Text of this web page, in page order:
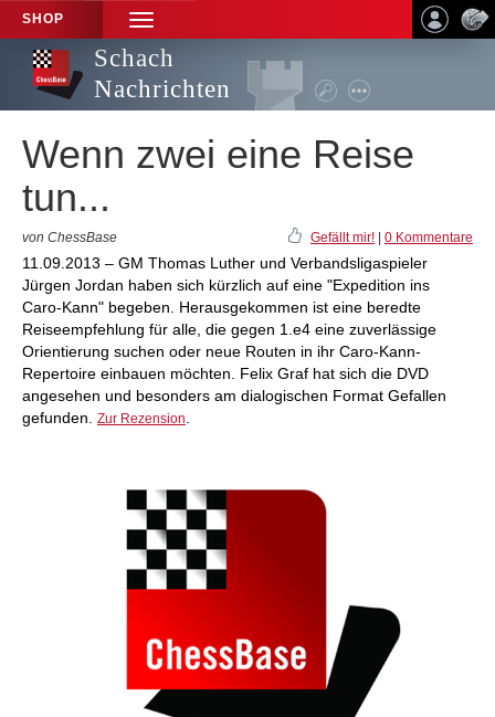
SHOP
TOGGLE
NAVIGATION
Schach
Nachrichten
Wenn zwei eine Reise
tun...
von ChessBase Gefällt mir! 0 Kommentare
11.09.2013 – GM Thomas Luther und Verbandsligaspieler
Jürgen Jordan haben sich kürzlich auf eine "Expedition ins
Caro-Kann" begeben. Herausgekommen ist eine beredte
Reiseempfehlung für alle, die gegen 1.e4 eine zuverlässige
Orientierung suchen oder neue Routen in ihr Caro-Kann-
Repertoire einbauen möchten. Felix Graf hat sich die DVD
angesehen und besonders am dialogischen Format Gefallen
gefunden. Zur Rezension